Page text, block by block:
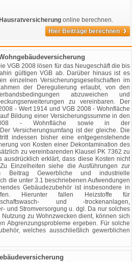
Hausratversicherung online berechnen.
Hier Beiträge berechnen ›
VGB 2008 lösen für das Neugeschäft die bis
gültigen VGB ab. Darüber hinaus ist es
einzelnen Versicherungsgesellschaften im
der Deregulierung erlaubt, von den
abzuweichen und
zu vereinbaren. Der
- Wert 1914 und VGB 2008 - Wohnfläche
Bildung einer Versicherungssumme in den
- Wohnfläche sowie in der
Versicherungsumfang ist der gleiche. Die
indessen bisher eine entgegenstehende
von Kosten einer Dekontamination des
zu vereinbarenden Klausel PK 7362 zu
ausdrücklich erklärt, dass diese Kosten nicht
Einzelheiten siehe die Ausführungen zur
Gewerbliche und industrielle
die unter 3.1 beschriebenen Aufwendungen
Gebäudezubehör ist insbesondere in
Hierunter fallen Heizstoffe für
und -trockenanlagen,
und Stromversorgung u. dgl. Da nur solches
zu Wohnzwecken dient, können sich
Abgrenzungsprobleme ergeben. Für solche
welches ausschließlich gewerblichen